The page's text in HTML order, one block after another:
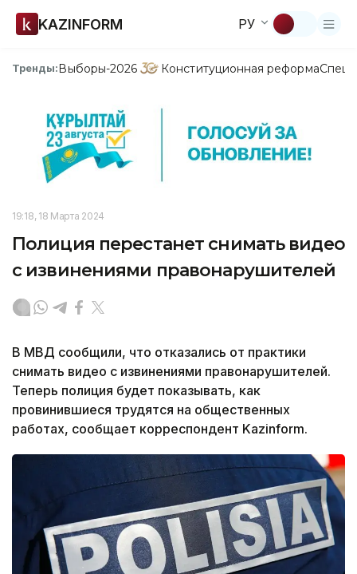
KAZINFORM РУ
Тренды:Выборы-2026 Конституционная реформа
19:18, 18 Марта 2024
Полиция перестанет снимать видео
с извинениями правонарушителей
В МВД сообщили, что отказались от практики
снимать видео с извинениями правонарушителей.
Теперь полиция будет показывать, как
провинившиеся трудятся на общественных
работах, сообщает корреспондент Kazinform.